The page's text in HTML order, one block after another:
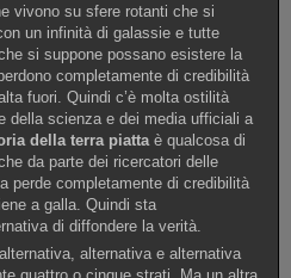
vivono su sfere rotanti che si
un infinità di galassie e tutte
si suppone possano esistere la
completamente di credibilità
fuori. Quindi c’è molta ostilità
della scienza e dei media ufficiali a
della terra piatta è qualcosa di
da parte dei ricercatori delle
perde completamente di credibilità
a galla. Quindi sta
di diffondere la verità.
alternativa e alternativa